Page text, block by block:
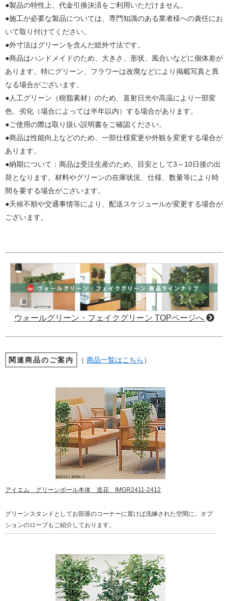
●製品の特性上、代金引換決済をご利用いただけません。
●施工が必要な製品については、専門知識のある業者様への責任にお
いて取り付けてください。
●外寸法はグリーンを含んだ総外寸法です。
●商品はハンドメイドのため、大きさ、形状、風合いなどに個体差が
あります。特にグリーン、フラワーは改廃などにより掲載写真と異
なる場合がございます。
●人工グリーン（樹脂素材）のため、直射日光や高温により一部変
色、劣化（場合によっては半年以内）する場合があります。
●ご使用の際は取り扱い説明書をご確認ください。
●商品は性能向上などのため、一部仕様変更や外観を変更する場合が
あります。
●納期について：商品は受注生産のため、目安として3～10日後の出
荷となります。材料やグリーンの在庫状況、仕様、数量等により時
間を要する場合がございます。
●天候不順や交通事情等により、配送スケジュールが変更する場合が
ございます。
ウォールグリーン・フェイクグリーン TOPページへ
関連商品のご案内 （ 商品一覧はこちら ）
アイエム グリーンポール本体 造花 IMGR2411-2412
グリーンスタンドとしてお部屋のコーナーに置けば洗練された空間に。オプ
ションのロープもご紹介しております。